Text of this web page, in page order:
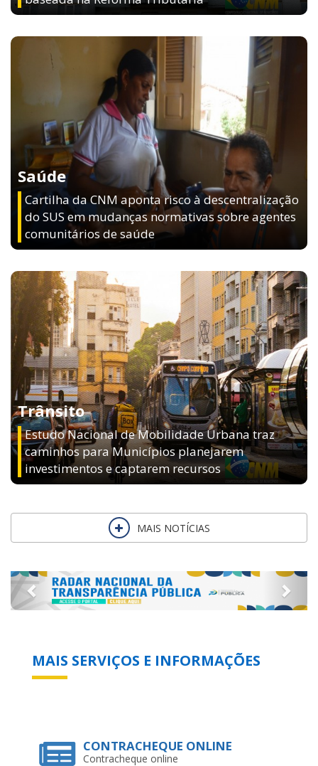
Saúde
Cartilha da CNM aponta risco à descentralização
do SUS em mudanças normativas sobre agentes
comunitários de saúde
Trânsito
Estudo Nacional de Mobilidade Urbana traz
caminhos para Municípios planejarem
investimentos e captarem recursos
MAIS NOTÍCIAS
Previous Next
MAIS SERVIÇOS E INFORMAÇÕES
CONTRACHEQUE ONLINE
Contracheque online